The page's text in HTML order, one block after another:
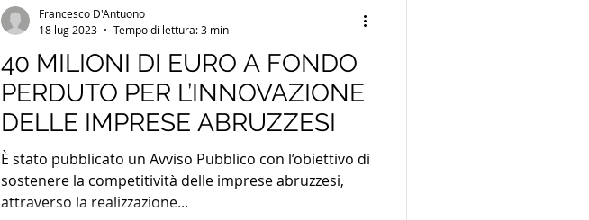
investimenti in tecnologie di
40 MILIONI DI EURO A FONDO
PERDUTO PER L’INNOVAZIONE
DELLE IMPRESE ABRUZZESI
È stato pubblicato un Avviso Pubblico con l’obiettivo di
sostenere la competitività delle imprese abruzzesi,
attraverso la realizzazione...
Francesco D'Antuono
18 lug 2023
Tempo di lettura: 3 min